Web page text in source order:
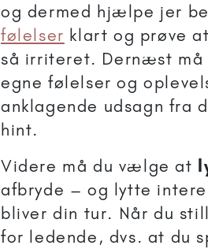
og dermed hjælpe jer
følelser klart og prøve
så irriteret. Dernæst
egne følelser og
anklagende udsagn fra
hint.
Videre må du vælge at
afbryde – og lytte
bliver din tur. Når du
for ledende, dvs. at du